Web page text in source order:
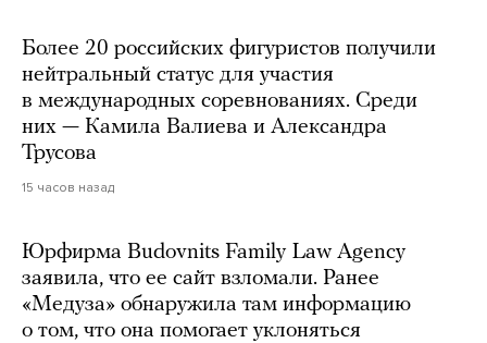
Более 20 российских фигуристов получили
нейтральный статус для участия
в международных соревнованиях. Среди
них — Камила Валиева и Александра
Трусова
15 часов назад
Юрфирма Budovnits Family Law Agency
заявила, что ее сайт взломали. Ранее
«Медуза» обнаружила там информацию
о том, что она помогает уклоняться